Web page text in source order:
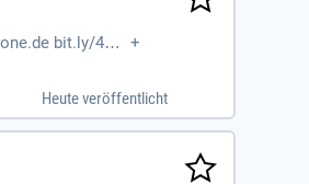
bit.ly/4w2
+
Heute veröffentlicht